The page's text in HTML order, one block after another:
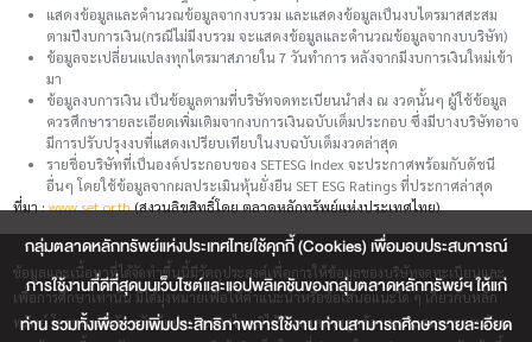
แสดงข้อมูลและคำนวณข้อมูลจากงบรวม และแสดงข้อมูลเป็นงบไตรมาสสะสม
ตามปีงบการเงิน(กรณีไม่มีงบรวม จะแสดงข้อมูลและคำนวณข้อมูลจากงบบริษัท)
ข้อมูลจะเปลี่ยนแปลงทุกไตรมาสภายใน 7 วันทำการ หลังจากมีงบการเงินใหม่เข้า
มา
ข้อมูลงบการเงิน เป็นข้อมูลตามที่บริษัทจดทะเบียนนำส่ง ณ งวดนั้นๆ ผู้ใช้ข้อมูล
ควรศึกษารายละเอียดเพิ่มเติมจากงบการเงินฉบับเต็มประกอบ ซึ่งมีบางบริษัทอาจ
มีการปรับปรุงงบที่แสดงเปรียบเทียบในงบฉบับเต็มงวดล่าสุด
รายชื่อบริษัทที่เป็นองค์ประกอบของ SETESG Index จะประกาศพร้อมกับดัชนี
อื่นๆ โดยใช้ข้อมูลจากผลประเมินหุ้นยั่งยืน SET ESG Ratings ที่ประกาศล่าสุด
ที่มา :www.set.or.th(สงวนลิขสิทธิ์โดย ตลาดหลักทรัพย์แห่งประเทศไทย)
ข้อมูลและเนื้อหาที่ได้จัดทำขึ้นนี้มีวัตถุประสงค์เพื่อการให้ข้อมูลของบริษัทจดทะเบียนและ
เพื่อการศึกษาเท่านั้น มิได้มุ่งหมายเพื่อให้คำแนะนำหรือข้อเสนอแนะใด ๆ เกี่ยวกับหลัก
ทรัพย์ โดยตลาดหลักทรัพย์แห่งประเทศไทยมิได้รับรองความถูกต้องเหมาะสมและครบถ้วน
กลุ่มตลาดหลักทรัพย์แห่งประเทศไทยใช้คุกกี้ (Cookies) เพื่อมอบประสบการณ์
การใช้งานที่ดีที่สุดบนเว็บไซต์และแอปพลิเคชันของกลุ่มตลาดหลักทรัพย์ฯ ให้แก่
ท่าน รวมทั้งเพื่อช่วยเพิ่มประสิทธิภาพการใช้งาน ท่านสามารถศึกษารายละเอียด